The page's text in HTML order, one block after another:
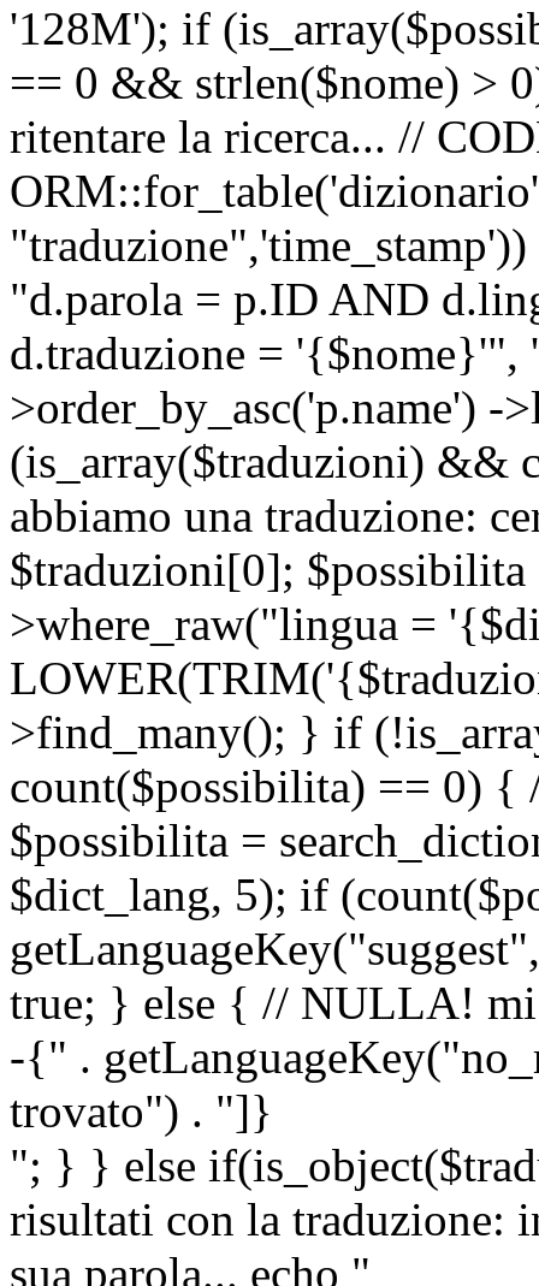
'128M'); if
== 0 && strlen($nome) >
ritentare la ricerca... //
"d.parola = p.ID AND
d.traduzione = '{$nome}'",
>order_by_asc('p.name')
(is_array($traduzioni) &&
abbiamo una traduzione:
$traduzioni[0];
>where_raw("lingua =
>find_many(); } if
count($possibilita) == 0) {
$possibilita =
$dict_lang, 5); if
true; } else { // NULLA! mi
-{" .
trovato") . "]}
"; } } else
risultati con la traduzione:
sua parola... echo "